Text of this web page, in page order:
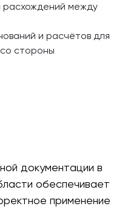
между
и расчётов для
стороны
документации в
обеспечивает
применение